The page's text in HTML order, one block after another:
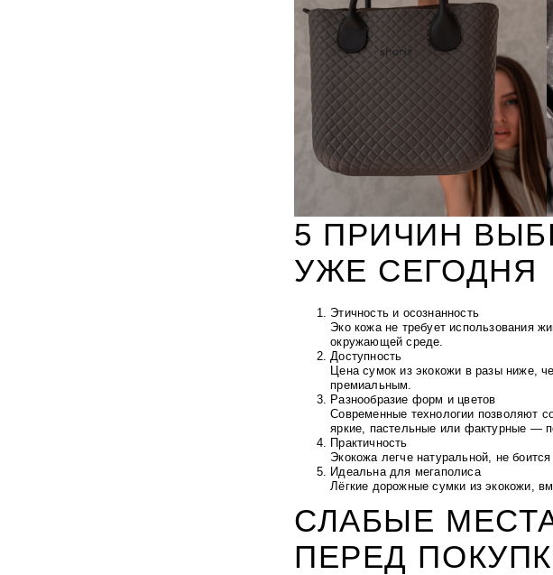
5 ПРИЧИН
УЖЕ СЕГОДНЯ
Этичность и осознанность
Эко кожа не требует использования
окружающей среде.
Доступность
Цена сумок из экокожи в разы ниже,
премиальным.
Разнообразие форм и цветов
Современные технологии позволяют
яркие, пастельные или фактурные —
Практичность
Экокожа легче натуральной, не
Идеальна для мегаполиса
Лёгкие дорожные сумки из экокожи,
СЛАБЫЕ
ПЕРЕД